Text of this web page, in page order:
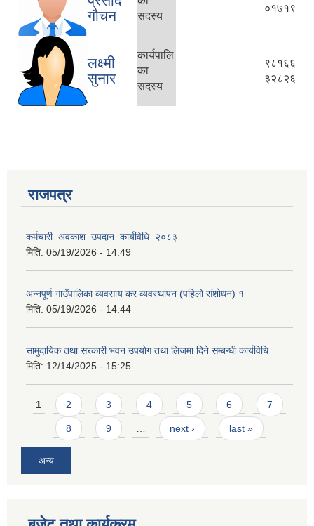
गौचन
सदस्य
०१७१९
लक्ष्मी
सुनार
कार्यपालि
का
सदस्य
९८१६६
३२८२६
राजपत्र
कर्मचारी_अवकाश_उपदान_कार्यविधि_२०८३
मिति: 05/19/2026 - 14:49
अन्नपूर्ण गाउँपालिका व्यवसाय कर व्यवस्थापन (पहिलो संशोधन) १
मिति: 05/19/2026 - 14:44
सामुदायिक तथा सरकारी भवन उपयोग तथा लिजमा दिने सम्बन्धी कार्यविधि
मिति: 12/14/2025 - 15:25
Pages
1 2 3 4 5 6 7
8 9 next › last »
अन्य